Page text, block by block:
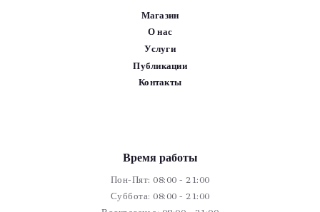
Магазин
О нас
Услуги
Публикации
Контакты
Время работы
Пон-Пят: 08:00 - 21:00
Суббота: 08:00 - 21:00